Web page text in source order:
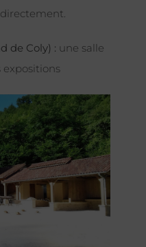
de Coly) : une salle